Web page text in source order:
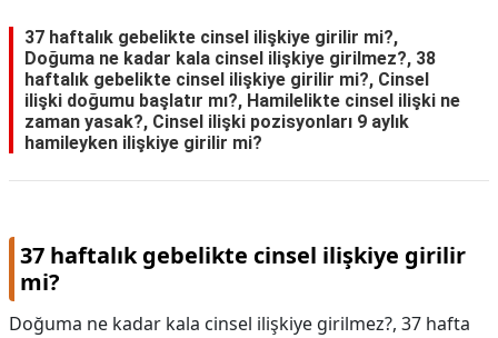
37 haftalık gebelikte cinsel ilişkiye girilir mi?,
Doğuma ne kadar kala cinsel ilişkiye girilmez?, 38
haftalık gebelikte cinsel ilişkiye girilir mi?, Cinsel
ilişki doğumu başlatır mı?, Hamilelikte cinsel ilişki ne
zaman yasak?, Cinsel ilişki pozisyonları 9 aylık
hamileyken ilişkiye girilir mi?
37 haftalık gebelikte cinsel ilişkiye girilir
mi?
Doğuma ne kadar kala cinsel ilişkiye girilmez?, 37 hafta